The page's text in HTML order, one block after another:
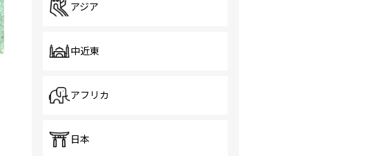
アジア
中近東
アフリカ
日本